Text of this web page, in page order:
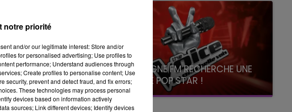
LA VIE
ROUTE
CHAMPAGNE FM RECHERCHE UNE
NOUVELLE POP STAR !
Toute la journée sur Champagne FM
notre priorité
and/or our legitimate interest: Store and/or
for personalised advertising; Use profiles to
performance; Understand audiences through
Create profiles to personalise content; Use
security, prevent and detect fraud, and fix errors;
These technologies may process personal
devices based on information actively
sources; Link different devices; Identify devices